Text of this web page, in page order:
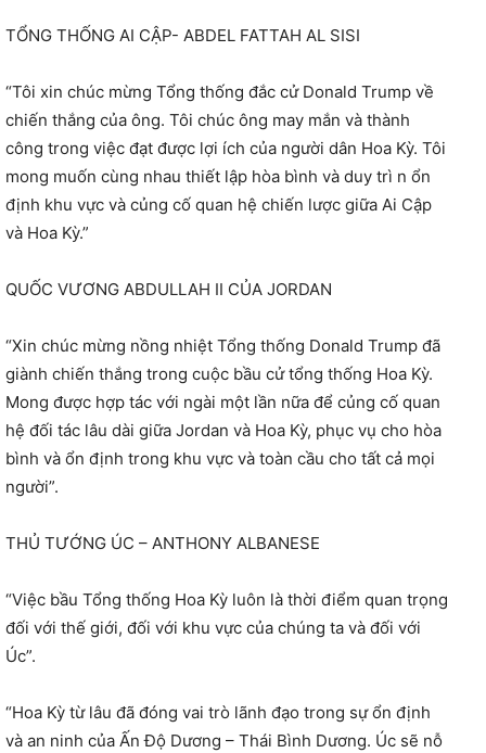
TỔNG THỐNG AI CẬP- ABDEL FATTAH AL SISI
“Tôi xin chúc mừng Tổng thống đắc cử Donald Trump về
chiến thắng của ông. Tôi chúc ông may mắn và thành
công trong việc đạt được lợi ích của người dân Hoa Kỳ. Tôi
mong muốn cùng nhau thiết lập hòa bình và duy trì n ổn
định khu vực và củng cố quan hệ chiến lược giữa Ai Cập
và Hoa Kỳ.”
QUỐC VƯƠNG ABDULLAH II CỦA JORDAN
“Xin chúc mừng nồng nhiệt Tổng thống Donald Trump đã
giành chiến thắng trong cuộc bầu cử tổng thống Hoa Kỳ.
Mong được hợp tác với ngài một lần nữa để củng cố quan
hệ đối tác lâu dài giữa Jordan và Hoa Kỳ, phục vụ cho hòa
bình và ổn định trong khu vực và toàn cầu cho tất cả mọi
người”.
THỦ TƯỚNG ÚC – ANTHONY ALBANESE
“Việc bầu Tổng thống Hoa Kỳ luôn là thời điểm quan trọng
đối với thế giới, đối với khu vực của chúng ta và đối với
Úc”.
“Hoa Kỳ từ lâu đã đóng vai trò lãnh đạo trong sự ổn định
và an ninh của Ấn Độ Dương – Thái Bình Dương. Úc sẽ nỗ